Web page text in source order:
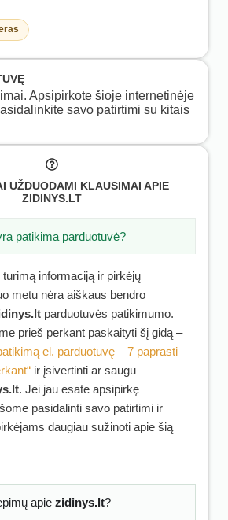
Apsipirkote šioje internetinėje
savo patirtimi su kitais
UŽDUODAMI KLAUSIMAI APIE
ZIDINYS.LT
patikima parduotuvė?
turimą informaciją ir pirkėjų
metu nėra aiškaus bendro
parduotuvės patikimumo.
prieš perkant paskaityti šį gidą –
el. parduotuvę – 7 paprasti
ir įsivertinti ar saugu
. Jei jau esate apsipirkę
pasidalinti savo patirtimi ir
daugiau sužinoti apie šią
apie zidinys.lt?